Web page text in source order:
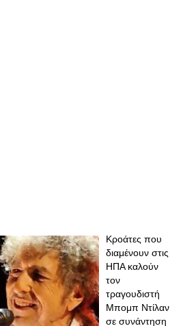
Κροάτες που
διαμένουν στις
ΗΠΑ καλούν
τον
τραγουδιστή
Μπομπ Ντίλαν
σε συνάντηση